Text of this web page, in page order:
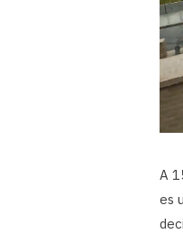
A
es